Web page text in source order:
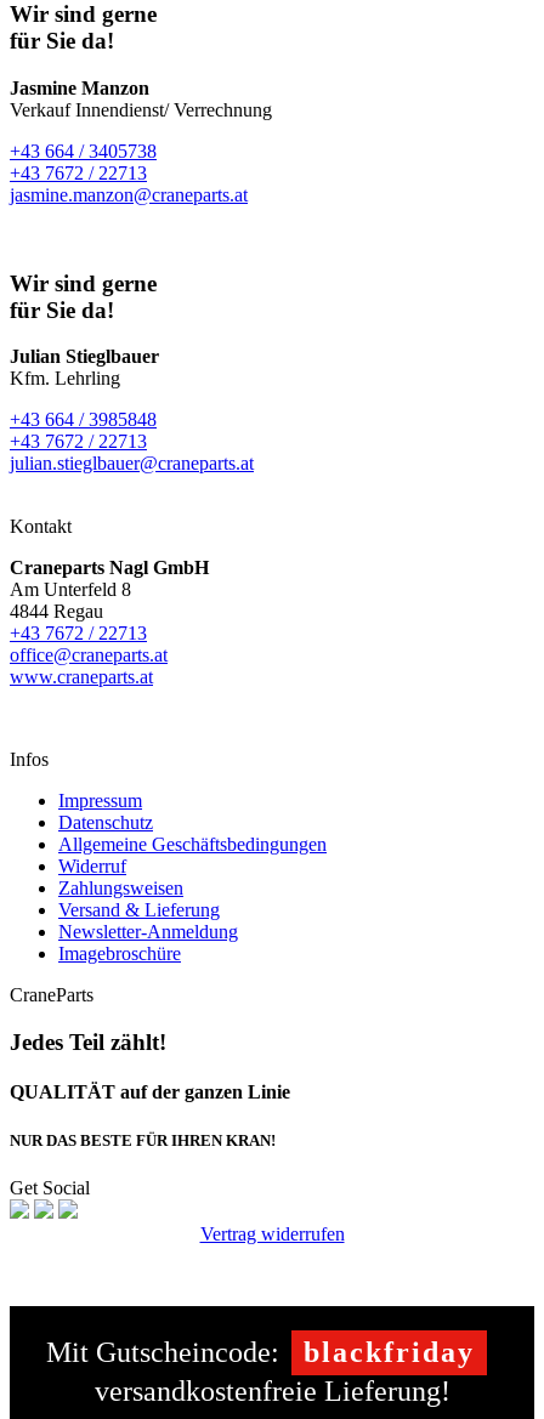
Wir sind gerne
für Sie da!
Jasmine Manzon
Verkauf Innendienst/ Verrechnung
+43 664 / 3405738
+43 7672 / 22713
jasmine.manzon@craneparts.at
Wir sind gerne
für Sie da!
Julian Stieglbauer
Kfm. Lehrling
+43 664 / 3985848
+43 7672 / 22713
julian.stieglbauer@craneparts.at
Kontakt
Craneparts Nagl GmbH
Am Unterfeld 8
4844 Regau
+43 7672 / 22713
office@craneparts.at
www.craneparts.at
Infos
Impressum
Datenschutz
Allgemeine Geschäftsbedingungen
Widerruf
Zahlungsweisen
Versand & Lieferung
Newsletter-Anmeldung
Imagebroschüre
CraneParts
Jedes Teil zählt!
QUALITÄT auf der ganzen Linie
NUR DAS BESTE FÜR IHREN KRAN!
Get Social
Vertrag widerrufen
Mit Gutscheincode:
blackfriday
versandkostenfreie Lieferung!